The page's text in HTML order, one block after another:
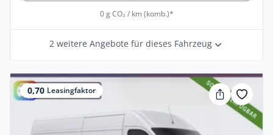
0 g CO₂ / km (komb.)*
2 weitere Angebote für dieses Fahrzeug
0,70 Leasingfaktor